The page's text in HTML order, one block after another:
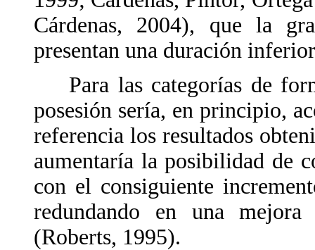
Cárdenas, 2004), que la
presentan una duración
Para las categorías de
posesión sería, en principio,
referencia los resultados
aumentaría la posibilidad de
con el consiguiente
redundando en una
(Roberts, 1995).